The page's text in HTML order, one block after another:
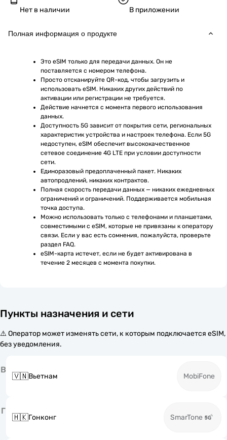
Нет в наличии В приложении
Полная информация о продукте
Это eSIM только для передачи данных. Он не
поставляется с номером телефона.
Просто отсканируйте QR-код, чтобы загрузить и
использовать eSIM. Никаких других действий по
активации или регистрации не требуется.
Действие начнется с момента первого использования
данных.
Доступность 5G зависит от покрытия сети, региональных
характеристик устройства и настроек телефона. Если 5G
недоступен, eSIM обеспечит высококачественное
сетевое соединение 4G LTE при условии доступности
сети.
Единоразовый предоплаченный пакет. Никаких
автопродлений, никаких контрактов.
Полная скорость передачи данных — никаких ежедневных
ограничений и ограничений. Поддерживается мобильная
точка доступа.
Можно использовать только с телефонами и планшетами,
совместимыми с eSIM, которые не привязаны к оператору
связи. Если у вас есть сомнения, пожалуйста, проверьте
раздел FAQ.
eSIM-карта истечет, если не будет активирована в
течение 2 месяцев с момента покупки.
Пункты назначения и сети
⚠️ Оператор может изменять сети, к которым подключается eSIM,
без уведомления.
В
🇻🇳Вьетнам MobiFone
Г
🇭🇰Гонконг SmarTone